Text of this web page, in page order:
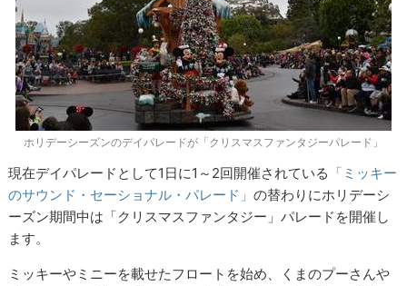
ホリデーシーズンのデイパレードが「クリスマスファンタジーパレード」
現在デイパレードとして1日に1～2回開催されている 「ミッキー
のサウンド・セーショナル・パレード」の替わりにホリデーシ
ーズン期間中は「クリスマスファンタジー」パレードを開催し
ます。
ミッキーやミニーを載せたフロートを始め、くまのプーさんや